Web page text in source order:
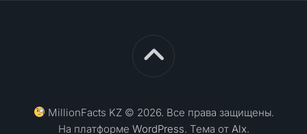
MillionFacts KZ © 2026. Все права защищены.
На платформе WordPress. Тема от Alx.